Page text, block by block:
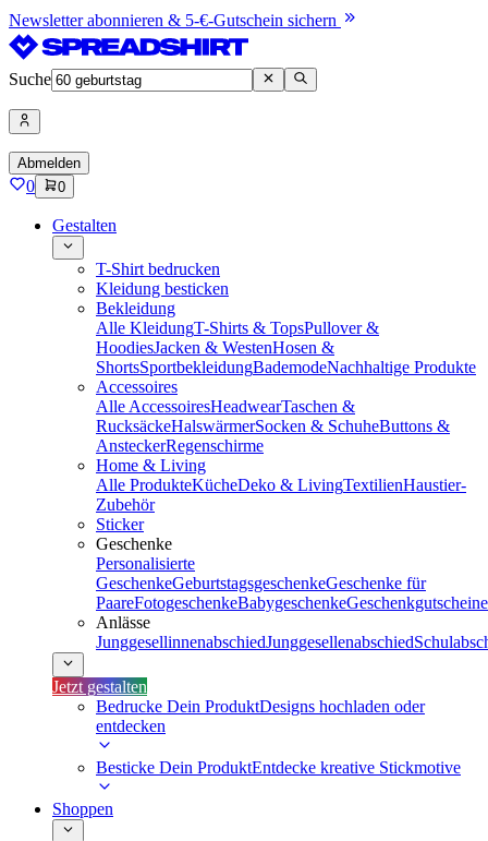
Newsletter abonnieren & 5-€-Gutschein sichern
Suche
Abmelden
0 0
Gestalten
T-Shirt bedrucken
Kleidung besticken
Bekleidung
Alle KleidungT-Shirts & TopsPullover &
HoodiesJacken & WestenHosen &
ShortsSportbekleidungBademodeNachhaltige Produkte
Accessoires
Alle AccessoiresHeadwearTaschen &
RucksäckeHalswärmerSocken & SchuheButtons &
AnsteckerRegenschirme
Home & Living
Alle ProdukteKücheDeko & LivingTextilienHaustier-
Zubehör
Sticker
Geschenke
Personalisierte
GeschenkeGeburtstagsgeschenkeGeschenke für
PaareFotogeschenkeBabygeschenkeGeschenkgutscheine
Anlässe
JunggesellinnenabschiedJunggesellenabschied
Jetzt gestalten
Bedrucke Dein ProduktDesigns hochladen oder
entdecken
Besticke Dein ProduktEntdecke kreative Stickmotive
Shoppen